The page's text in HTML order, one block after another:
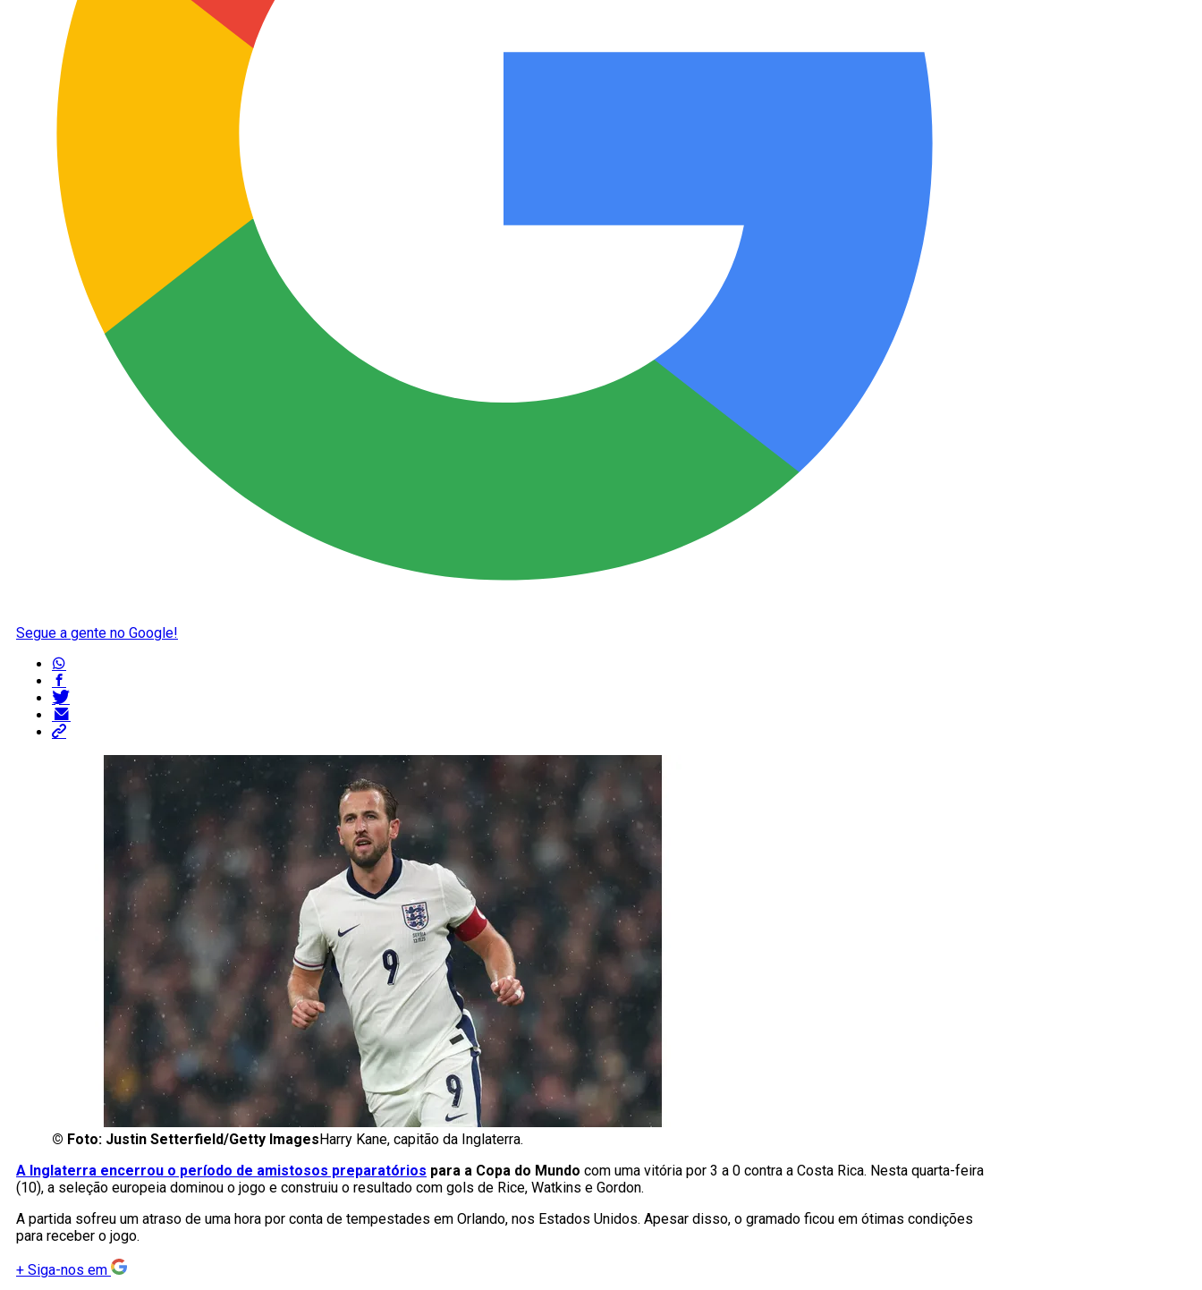
Segue a gente no Google!
© Foto: Justin Setterfield/Getty Images Harry Kane, capitão da Inglaterra.
A Inglaterra encerrou o período de amistosos preparatórios para a Copa do Mundo com uma vitória por 3 a 0 contra a Costa Rica. Nesta quarta-feira
(10), a seleção europeia dominou o jogo e construiu o resultado com gols de Rice, Watkins e Gordon.
A partida sofreu um atraso de uma hora por conta de tempestades em Orlando, nos Estados Unidos. Apesar disso, o gramado ficou em ótimas condições
para receber o jogo.
+ Siga-nos em